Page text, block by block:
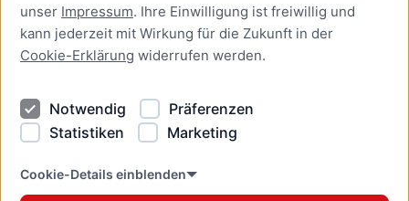
unser Impressum. Ihre Einwilligung ist freiwillig und
kann jederzeit mit Wirkung für die Zukunft in der
Cookie-Erklärung widerrufen werden.
Notwendig
Präferenzen
Statistiken
Marketing
Cookie-Details einblenden
Kontakt
Kontakt
Datenschutzhinweise
Barrierefreiheit
Cookie Erklärung